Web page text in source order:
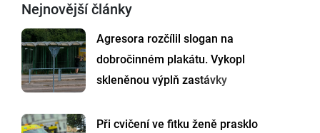
Nejnovější články
Agresora rozčílil slogan na
dobročinném plakátu. Vykopl
skleněnou výplň zastávky
Při cvičení ve fitku ženě prasklo